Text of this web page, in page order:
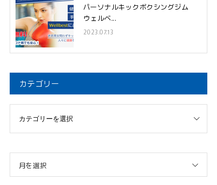
パーソナルキックボクシングジム
ウェルベ...
2023.07.13
カテゴリー
月を選択